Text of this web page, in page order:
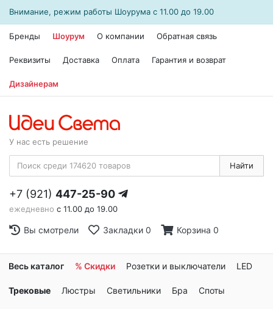
Внимание, режим работы Шоурума с 11.00 до 19.00
Бренды Шоурум О компании Обратная связь
Реквизиты Доставка Оплата Гарантия и возврат
Дизайнерам
У нас есть решение
Найти
+7 (921) 447-25-90
ежедневно с 11.00 до 19.00
Вы смотрели Закладки 0 Корзина 0
Весь каталог % Скидки Розетки и выключатели LED
Трековые Люстры Светильники Бра Споты